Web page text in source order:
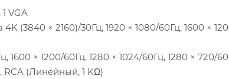
VGA
(3840 × 2160)/30Гц, 1920 × 1080/60Гц, 1600 ×
1600 × 1200/60Гц, 1280 × 1024/60Гц, 1280 × 720/
RCA (Линейный, 1 KΩ)